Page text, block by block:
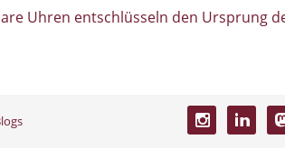
Uhren entschlüsseln den Ursprung